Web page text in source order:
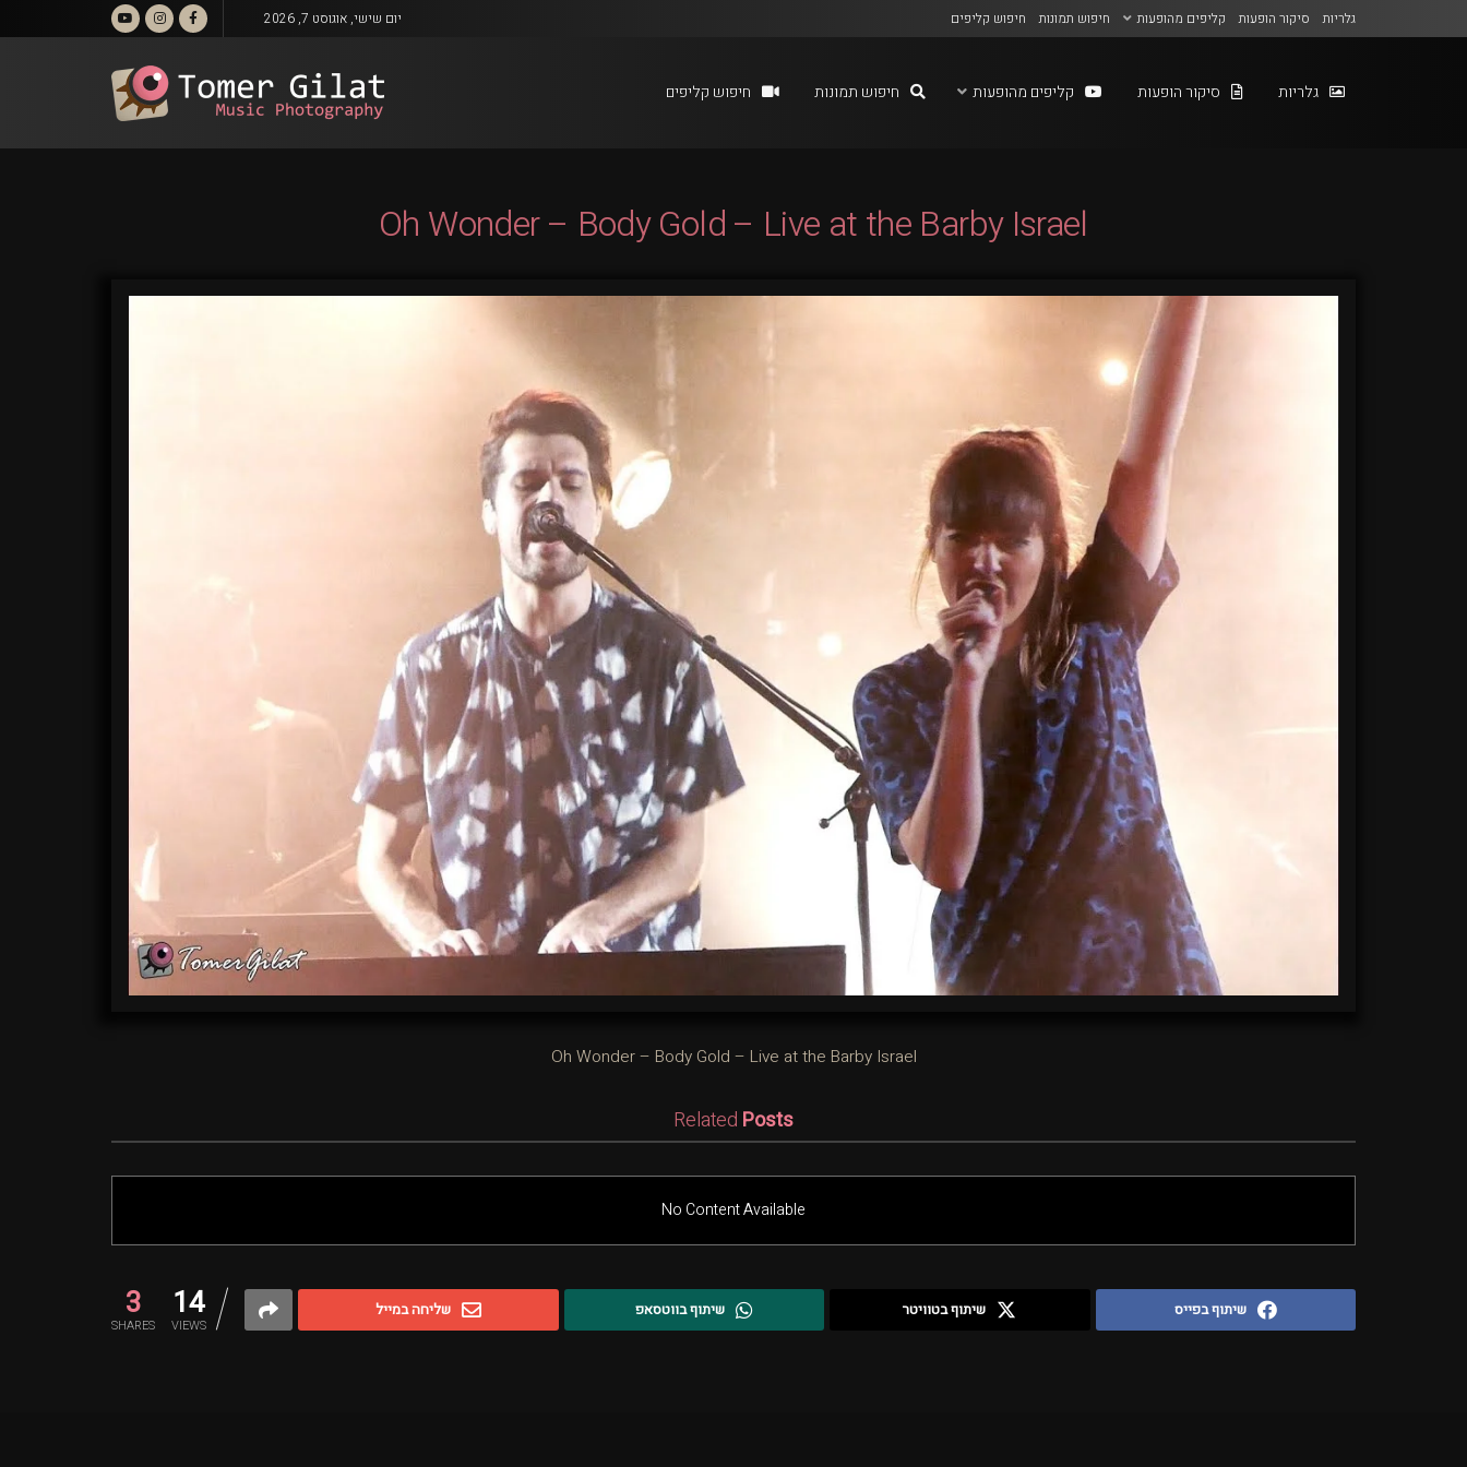
גלריות סיקור הופעות קליפים מהופעות חיפוש תמונות חיפוש קליפים יום שישי, אוגוסט 7, 2026
גלריות סיקור הופעות קליפים מהופעות חיפוש תמונות חיפוש קליפים
Oh Wonder – Body Gold – Live at the Barby Israel
Oh Wonder – Body Gold – Live at the Barby Israel
Related Posts
No Content Available
3
SHARES
14
VIEWS
שיתוף בפייס שיתוף בטוויטר שיתוף בווטסאפ שליחה במייל